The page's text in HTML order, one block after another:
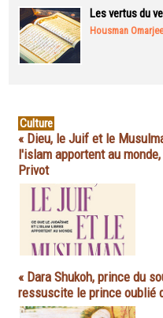
Les vertus du
Housman Omarjee
Culture
« Dieu, le Juif et le
l'islam apportent au
Privot
« Dara Shukoh, prince du
ressuscite le prince oublié